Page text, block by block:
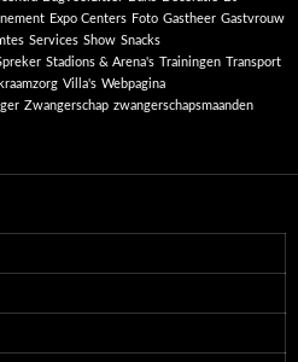
Expo Centers Foto Gastheer Gastvrouw
Services Show Snacks
Stadions & Arena's Trainingen Transport
Villa's Webpagina
Zwangerschap zwangerschapsmaanden